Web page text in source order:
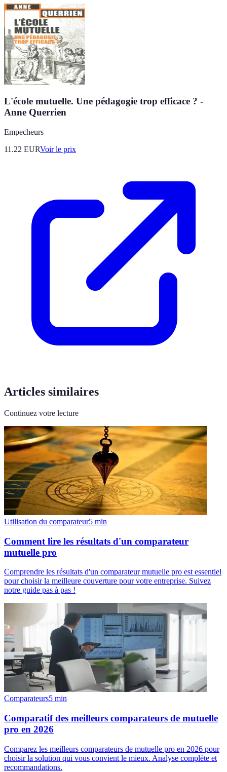
L'école mutuelle. Une pédagogie trop efficace ? -
Anne Querrien
Empecheurs
11.22 EURVoir le prix
Articles similaires
Continuez votre lecture
Utilisation du comparateur5 min
Comment lire les résultats d'un comparateur
mutuelle pro
Comprendre les résultats d'un comparateur mutuelle pro est essentiel
pour choisir la meilleure couverture pour votre entreprise. Suivez
notre guide pas à pas !
Comparateurs5 min
Comparatif des meilleurs comparateurs de mutuelle
pro en 2026
Comparez les meilleurs comparateurs de mutuelle pro en 2026 pour
choisir la solution qui vous convient le mieux. Analyse complète et
recommandations.